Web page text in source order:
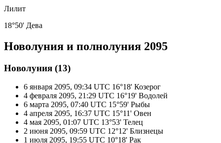
Лилит
18°50' Дева
Новолуния и полнолуния 2095
Новолуния (13)
6 января 2095, 09:34 UTC 16°18' Козерог
4 февраля 2095, 21:29 UTC 16°19' Водолей
6 марта 2095, 07:40 UTC 15°59' Рыбы
4 апреля 2095, 16:37 UTC 15°11' Овен
4 мая 2095, 01:07 UTC 13°53' Телец
2 июня 2095, 09:59 UTC 12°12' Близнецы
1 июля 2095, 19:55 UTC 10°18' Рак